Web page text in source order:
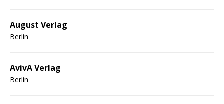
August Verlag
Berlin
AvivA Verlag
Berlin